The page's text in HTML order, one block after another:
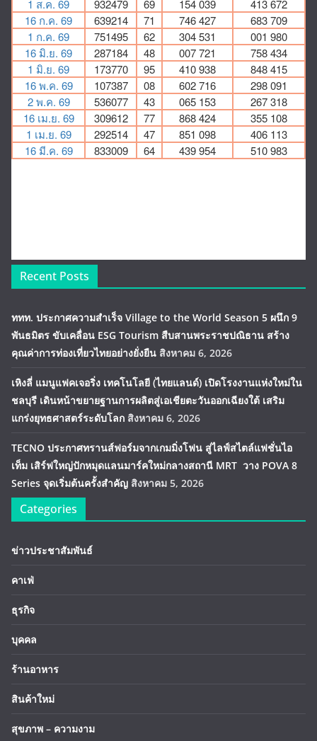
Recent Posts
ททท. ประกาศความสำเร็จ Village to the World Season 5 ผนึก 9
พันธมิตร ขับเคลื่อน ESG Tourism สืบสานพระราชปณิธาน สร้าง
คุณค่าการท่องเที่ยวไทยอย่างยั่งยืน สิงหาคม 6, 2026
เหิงลี่ แมนูแฟคเจอริ่ง เทคโนโลยี (ไทยแลนด์) เปิดโรงงานแห่งใหม่ใน
ชลบุรี เดินหน้าขยายฐานการผลิตสู่เอเชียตะวันออกเฉียงใต้ เสริม
แกร่งยุทธศาสตร์ระดับโลก สิงหาคม 6, 2026
TECNO ประกาศทรานส์ฟอร์มจากเกมมิ่งโฟน สู่ไลฟ์สไตล์แฟชั่นไอ
เท็ม เสิร์ฟใหญ่ปักหมุดแลนมาร์คใหม่กลางสถานี MRT วาง POVA 8
Series จุดเริ่มต้นครั้งสำคัญ สิงหาคม 5, 2026
Categories
ข่าวประชาสัมพันธ์
คาเฟ่
ธุรกิจ
บุคคล
ร้านอาหาร
สินค้าใหม่
สุขภาพ – ความงาม